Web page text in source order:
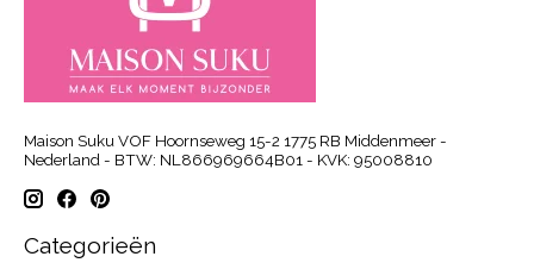
Maison Suku VOF Hoornseweg 15-2 1775 RB Middenmeer -
Nederland - BTW: NL866969664B01 - KVK: 95008810
Categorieën